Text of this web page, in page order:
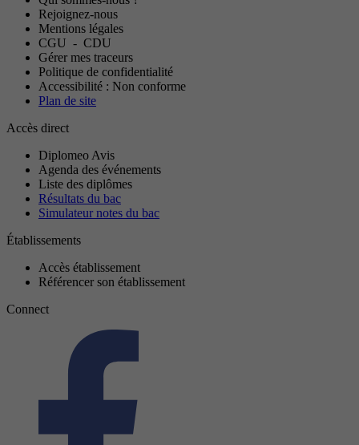
Rejoignez-nous
Mentions légales
CGU - CDU
Gérer mes traceurs
Politique de confidentialité
Accessibilité : Non conforme
Plan de site
Accès direct
Diplomeo Avis
Agenda des événements
Liste des diplômes
Résultats du bac
Simulateur notes du bac
Établissements
Accès établissement
Référencer son établissement
Connect